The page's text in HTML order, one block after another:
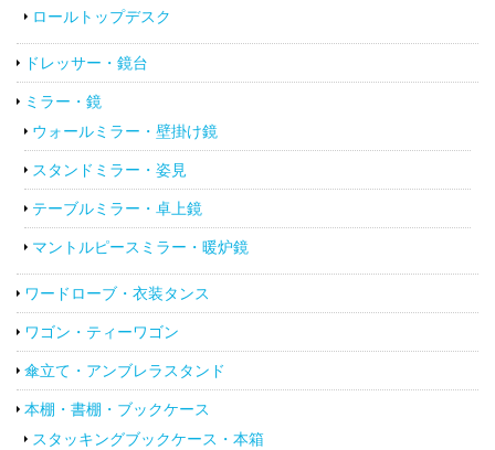
ロールトップデスク
ドレッサー・鏡台
ミラー・鏡
ウォールミラー・壁掛け鏡
スタンドミラー・姿見
テーブルミラー・卓上鏡
マントルピースミラー・暖炉鏡
ワードローブ・衣装タンス
ワゴン・ティーワゴン
傘立て・アンブレラスタンド
本棚・書棚・ブックケース
スタッキングブックケース・本箱